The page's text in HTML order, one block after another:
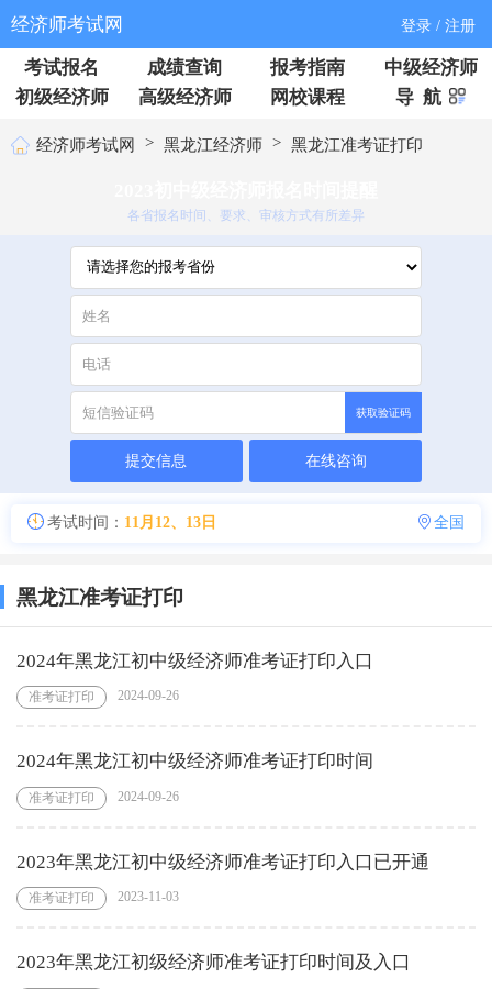
经济师考试网 登录 / 注册
考试报名 成绩查询 报考指南
中级经济师
初级经济师
高级经济师 网校课程 导 航
经济师考试网 > 黑龙江经济师 > 黑龙江准考证打印
各省报名时间、要求、审核方式有所差异
获取验证码
提交信息 在线咨询
考试时间： 11月12、13日 全国
黑龙江准考证打印
2024年黑龙江初中级经济师准考证打印入口
准考证打印 2024-09-26
2024年黑龙江初中级经济师准考证打印时间
准考证打印 2024-09-26
2023年黑龙江初中级经济师准考证打印入口已开通
准考证打印 2023-11-03
2023年黑龙江初级经济师准考证打印时间及入口